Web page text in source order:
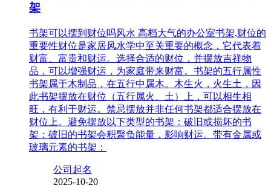
架
书架可以摆到财位吗风水 高档大气的办公室书架,财位的
重要性财位是家居风水学中至关重要的概念，它代表着
财富、富贵和财运。选择合适的财位，并摆放吉祥物
品，可以增强财运，为家庭带来财富。书架的五行属性
书架属于木制品，在五行中属木。木生火，火生土，因
此书架摆放在财位（五行属火、土）上，可以相生相
旺，有利于财运。禁忌摆放并非任何书架都适合摆放在
财位上。避免摆放以下类型的书架：破旧或损坏的书
架：破旧的书架会积聚负能量，影响财运。带有金属或
玻璃元素的书架：
公司起名
2025-10-20